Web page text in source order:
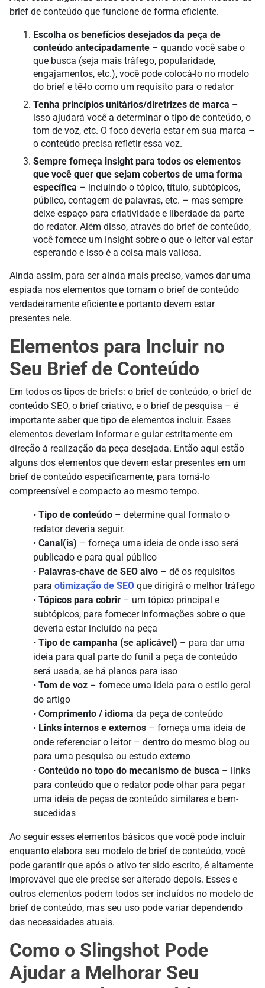
brief de conteúdo que funcione de forma eficiente.
Escolha os benefícios desejados da peça de
conteúdo antecipadamente – quando você sabe o
que busca (seja mais tráfego, popularidade,
engajamentos, etc.), você pode colocá-lo no modelo
do brief e tê-lo como um requisito para o redator
Tenha princípios unitários/diretrizes de marca –
isso ajudará você a determinar o tipo de conteúdo, o
tom de voz, etc. O foco deveria estar em sua marca –
o conteúdo precisa refletir essa voz.
Sempre forneça insight para todos os elementos
que você quer que sejam cobertos de uma forma
específica – incluindo o tópico, título, subtópicos,
público, contagem de palavras, etc. – mas sempre
deixe espaço para criatividade e liberdade da parte
do redator. Além disso, através do brief de conteúdo,
você fornece um insight sobre o que o leitor vai estar
esperando e isso é a coisa mais valiosa.
Ainda assim, para ser ainda mais preciso, vamos dar uma
espiada nos elementos que tornam o brief de conteúdo
verdadeiramente eficiente e portanto devem estar
presentes nele.
Elementos para Incluir no
Seu Brief de Conteúdo
Em todos os tipos de briefs: o brief de conteúdo, o brief de
conteúdo SEO, o brief criativo, e o brief de pesquisa – é
importante saber que tipo de elementos incluir. Esses
elementos deveriam informar e guiar estritamente em
direção à realização da peça desejada. Então aqui estão
alguns dos elementos que devem estar presentes em um
brief de conteúdo especificamente, para torná-lo
compreensível e compacto ao mesmo tempo.
• Tipo de conteúdo – determine qual formato o
redator deveria seguir.
• Canal(is) – forneça uma ideia de onde isso será
publicado e para qual público
• Palavras-chave de SEO alvo – dê os requisitos
para otimização de SEO que dirigirá o melhor tráfego
• Tópicos para cobrir – um tópico principal e
subtópicos, para fornecer informações sobre o que
deveria estar incluído na peça
• Tipo de campanha (se aplicável) – para dar uma
ideia para qual parte do funil a peça de conteúdo
será usada, se há planos para isso
• Tom de voz – fornece uma ideia para o estilo geral
do artigo
• Comprimento / idioma da peça de conteúdo
• Links internos e externos – forneça uma ideia de
onde referenciar o leitor – dentro do mesmo blog ou
para uma pesquisa ou estudo externo
• Conteúdo no topo do mecanismo de busca – links
para conteúdo que o redator pode olhar para pegar
uma ideia de peças de conteúdo similares e bem-
sucedidas
Ao seguir esses elementos básicos que você pode incluir
enquanto elabora seu modelo de brief de conteúdo, você
pode garantir que após o ativo ter sido escrito, é altamente
improvável que ele precise ser alterado depois. Esses e
outros elementos podem todos ser incluídos no modelo de
brief de conteúdo, mas seu uso pode variar dependendo
das necessidades atuais.
Como o Slingshot Pode
Ajudar a Melhorar Seu